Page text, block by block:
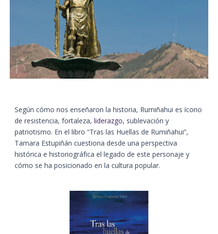
Según cómo nos enseñaron la historia, Rumiñahui es ícono
de resistencia, fortaleza, liderazgo, sublevación y
patriotismo. En el libro “Tras las Huellas de Rumiñahui”,
Tamara Estupiñán cuestiona desde una perspectiva
histórica e historiográfica el legado de este personaje y
cómo se ha posicionado en la cultura popular.